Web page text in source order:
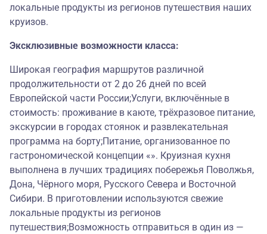
локальные продукты из регионов путешествия наших
круизов.
Эксклюзивные возможности класса:
Широкая география маршрутов различной
продолжительности от 2 до 26 дней по всей
Европейской части России;Услуги, включённые в
стоимость: проживание в каюте, трёхразовое питание,
экскурсии в городах стоянок и развлекательная
программа на борту;Питание, организованное по
гастрономической концепции «». Круизная кухня
выполнена в лучших традициях побережья Поволжья,
Дона, Чёрного моря, Русского Севера и Восточной
Сибири. В приготовлении используются свежие
локальные продукты из регионов
путешествия;Возможность отправиться в один из —